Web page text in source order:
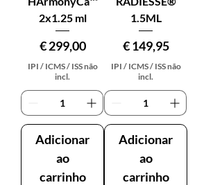
2x1.25 ml
Preço
€ 299,00
IPI / ICMS / ISS não
incl.
Adicionar
ao
carrinho
1.5ML
Preço
€ 149,95
IPI / ICMS / ISS não
incl.
Adicionar
ao
carrinho